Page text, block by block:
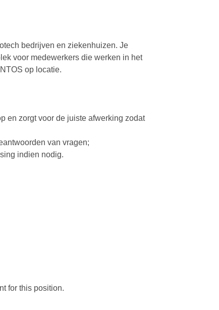
bedrijven en ziekenhuizen. Je
voor medewerkers die werken in het
op locatie.
en zorgt voor de juiste afwerking zodat
van vragen;
indien nodig.
for this position.